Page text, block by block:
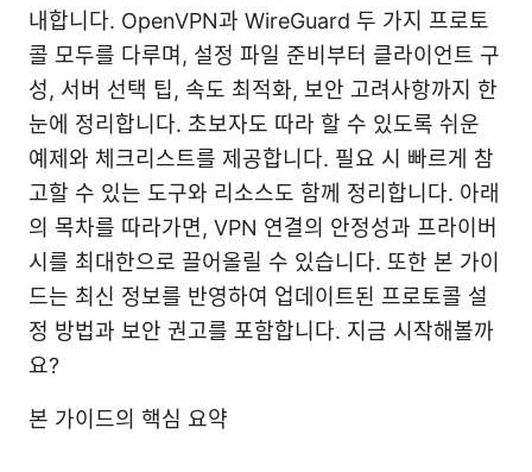
내합니다. OpenVPN과 WireGuard 두 가지 프로토
콜 모두를 다루며, 설정 파일 준비부터 클라이언트 구
성, 서버 선택 팁, 속도 최적화, 보안 고려사항까지 한
눈에 정리합니다. 초보자도 따라 할 수 있도록 쉬운
예제와 체크리스트를 제공합니다. 필요 시 빠르게 참
고할 수 있는 도구와 리소스도 함께 정리합니다. 아래
의 목차를 따라가면, VPN 연결의 안정성과 프라이버
시를 최대한으로 끌어올릴 수 있습니다. 또한 본 가이
드는 최신 정보를 반영하여 업데이트된 프로토콜 설
정 방법과 보안 권고를 포함합니다. 지금 시작해볼까
요?
본 가이드의 핵심 요약